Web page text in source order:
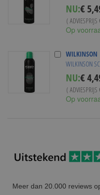
NU:Special
Price
€
( ADVIESPRIJS
Op
WILKINSON
WILKINSON
NU:Special
Price
€
( ADVIESPRIJS
Op
Meer dan 20.000 reviews